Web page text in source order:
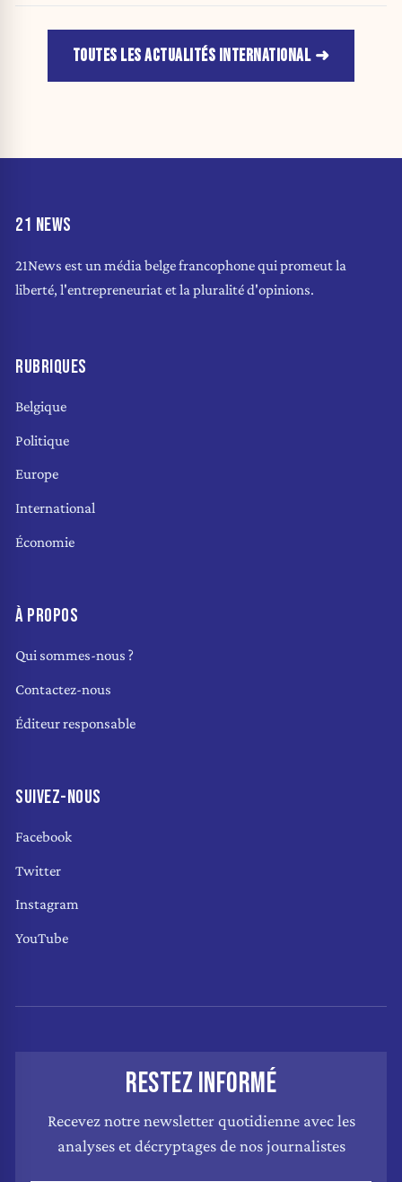
TOUTES LES ACTUALITÉS INTERNATIONAL
21 NEWS
21News est un média belge francophone qui promeut la
liberté, l'entrepreneuriat et la pluralité d'opinions.
RUBRIQUES
Belgique
Politique
Europe
International
Économie
À PROPOS
Qui sommes-nous ?
Contactez-nous
Éditeur responsable
SUIVEZ-NOUS
Facebook
Twitter
Instagram
YouTube
RESTEZ INFORMÉ
Recevez notre newsletter quotidienne avec les
analyses et décryptages de nos journalistes